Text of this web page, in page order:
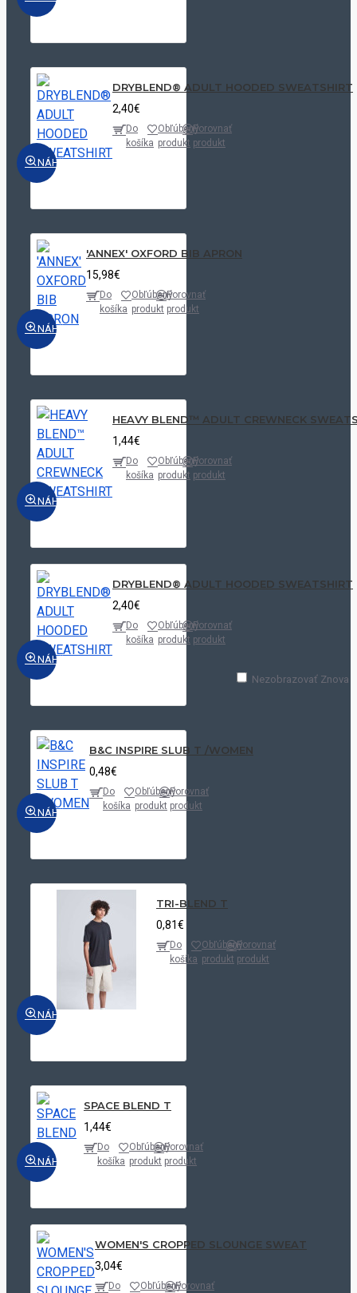
Nezobrazovať Znova
NÁHĽAD
DRYBLEND® ADULT HOODED SWEATSHIRT
2,40€
Do
košíka
Obľúbený
produkt
Porovnať
produkt
NÁHĽAD
'ANNEX' OXFORD BIB APRON
15,98€
Do
košíka
Obľúbený
produkt
Porovnať
produkt
NÁHĽAD
HEAVY BLEND™ ADULT CREWNECK
1,44€
Do
košíka
Obľúbený
produkt
Porovnať
produkt
NÁHĽAD
DRYBLEND® ADULT HOODED SWEATSHIRT
2,40€
Do
košíka
Obľúbený
produkt
Porovnať
produkt
NÁHĽAD
B&C INSPIRE SLUB T /WOMEN
0,48€
Do
košíka
Obľúbený
produkt
Porovnať
produkt
NÁHĽAD
TRI-BLEND T
0,81€
Do
košíka
Obľúbený
produkt
Porovnať
produkt
NÁHĽAD
SPACE BLEND T
1,44€
Do
košíka
Obľúbený
produkt
Porovnať
produkt
WOMEN'S CROPPED SLOUNGE SWEAT
3,04€
Do
ObľúbenýPorovnať